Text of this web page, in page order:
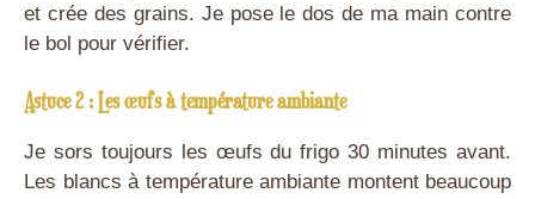
et crée des grains. Je pose le dos de ma main contre
le bol pour vérifier.
Astuce 2 : Les œufs à température ambiante
Je sors toujours les œufs du frigo 30 minutes avant.
Les blancs à température ambiante montent beaucoup